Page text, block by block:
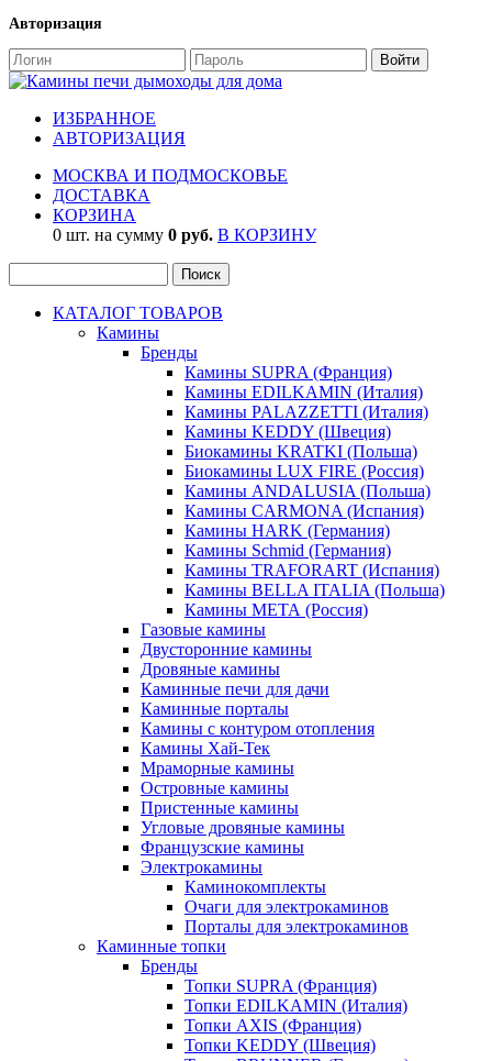
Авторизация
ИЗБРАННОЕ
АВТОРИЗАЦИЯ
МОСКВА И ПОДМОСКОВЬЕ
ДОСТАВКА
КОРЗИНА
0 шт. на сумму 0 руб. В КОРЗИНУ
КАТАЛОГ ТОВАРОВ
Камины
Бренды
Камины SUPRA (Франция)
Камины EDILKAMIN (Италия)
Камины PALAZZETTI (Италия)
Камины KEDDY (Швеция)
Биокамины KRATKI (Польша)
Биокамины LUX FIRE (Россия)
Камины ANDALUSIA (Польша)
Камины CARMONA (Испания)
Камины HARK (Германия)
Камины Schmid (Германия)
Камины TRAFORART (Испания)
Камины BELLA ITALIA (Польша)
Камины МЕТА (Россия)
Газовые камины
Двусторонние камины
Дровяные камины
Каминные печи для дачи
Каминные порталы
Камины с контуром отопления
Камины Хай-Тек
Мраморные камины
Островные камины
Пристенные камины
Угловые дровяные камины
Французские камины
Электрокамины
Каминокомплекты
Очаги для электрокаминов
Порталы для электрокаминов
Каминные топки
Бренды
Топки SUPRA (Франция)
Топки EDILKAMIN (Италия)
Топки AXIS (Франция)
Топки KEDDY (Швеция)